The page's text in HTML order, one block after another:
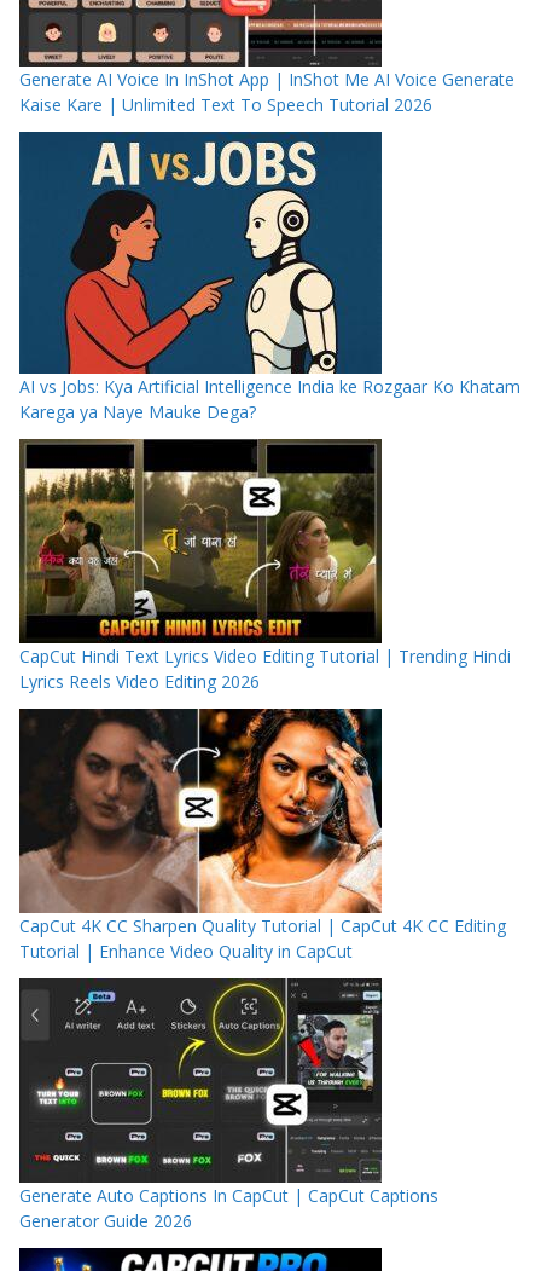
Generate AI Voice In InShot App | InShot Me AI Voice Generate
Kaise Kare | Unlimited Text To Speech Tutorial 2026
AI vs Jobs: Kya Artificial Intelligence India ke Rozgaar Ko Khatam
Karega ya Naye Mauke Dega?
CapCut Hindi Text Lyrics Video Editing Tutorial | Trending Hindi
Lyrics Reels Video Editing 2026
CapCut 4K CC Sharpen Quality Tutorial | CapCut 4K CC Editing
Tutorial | Enhance Video Quality in CapCut
Generate Auto Captions In CapCut | CapCut Captions
Generator Guide 2026